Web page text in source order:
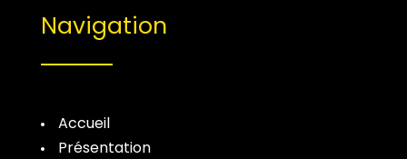
Navigation
Accueil
Présentation